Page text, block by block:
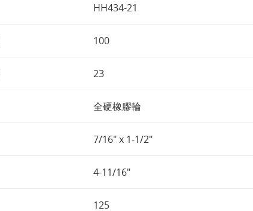
HH434-21
100
23
全硬橡膠輪
7/16" x 1-1/2"
4-11/16"
125